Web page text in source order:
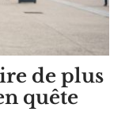
de plus
quête